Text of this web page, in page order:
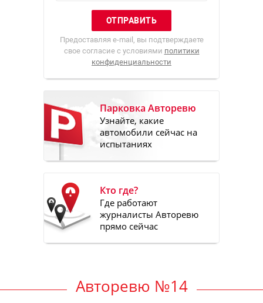
Предоставляя e-mail, вы подтверждаете
свое согласие с условиями политики
конфиденциальности
Парковка Авторевю
Узнайте, какие
автомобили сейчас на
испытаниях
Кто где?
Где работают
журналисты Авторевю
прямо сейчас
Авторевю №14